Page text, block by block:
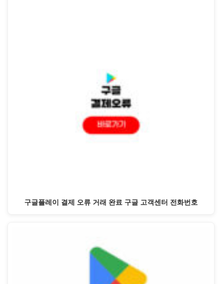
구글플레이 결제 오류 거래 완료 구글 고객센터 전화번호